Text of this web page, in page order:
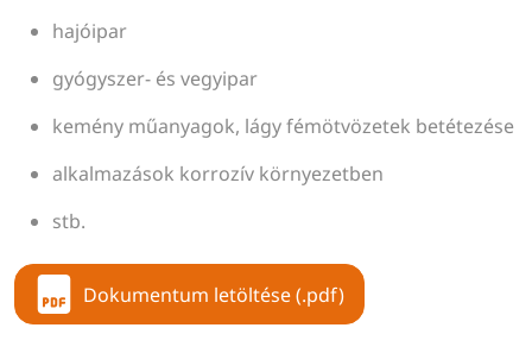
hajóipar
gyógyszer- és vegyipar
kemény műanyagok, lágy fémötvözetek betétezése
alkalmazások korrozív környezetben
stb.
Dokumentum letöltése (.pdf)